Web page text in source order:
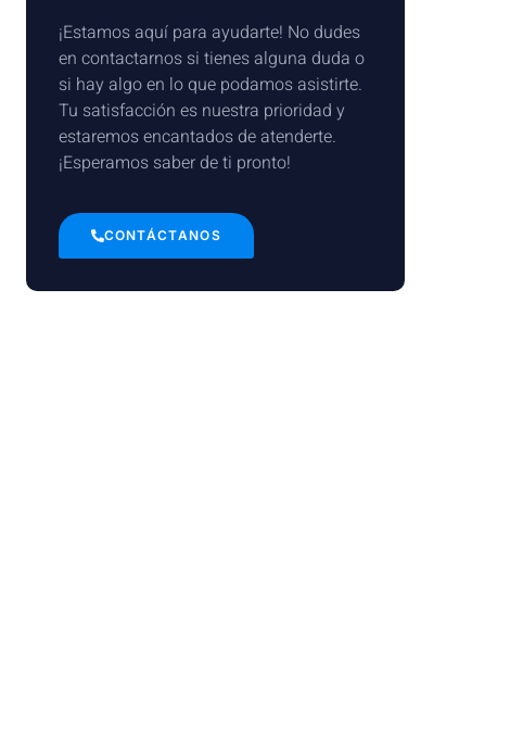
¡Estamos aquí para ayudarte! No dudes
en contactarnos si tienes alguna duda o
si hay algo en lo que podamos asistirte.
Tu satisfacción es nuestra prioridad y
estaremos encantados de atenderte.
¡Esperamos saber de ti pronto!
CONTÁCTANOS